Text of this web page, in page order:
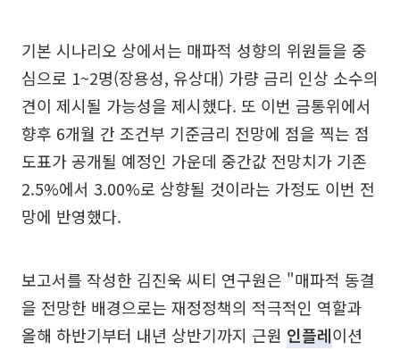
기본 시나리오 상에서는 매파적 성향의 위원들을 중
심으로 1~2명(장용성, 유상대) 가량 금리 인상 소수의
견이 제시될 가능성을 제시했다. 또 이번 금통위에서
향후 6개월 간 조건부 기준금리 전망에 점을 찍는 점
도표가 공개될 예정인 가운데 중간값 전망치가 기존
2.5%에서 3.00%로 상향될 것이라는 가정도 이번 전
망에 반영했다.
보고서를 작성한 김진욱 씨티 연구원은 "매파적 동결
을 전망한 배경으로는 재정정책의 적극적인 역할과
올해 하반기부터 내년 상반기까지 근원 인플레이션